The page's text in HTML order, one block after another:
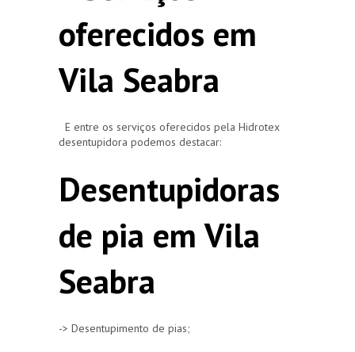
oferecidos em
Vila Seabra
E entre os serviços oferecidos pela Hidrotex
desentupidora podemos destacar:
Desentupidoras
de pia em Vila
Seabra
-> Desentupimento de pias;